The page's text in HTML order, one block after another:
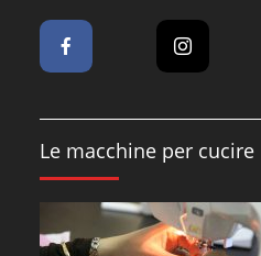
Le macchine per cucire